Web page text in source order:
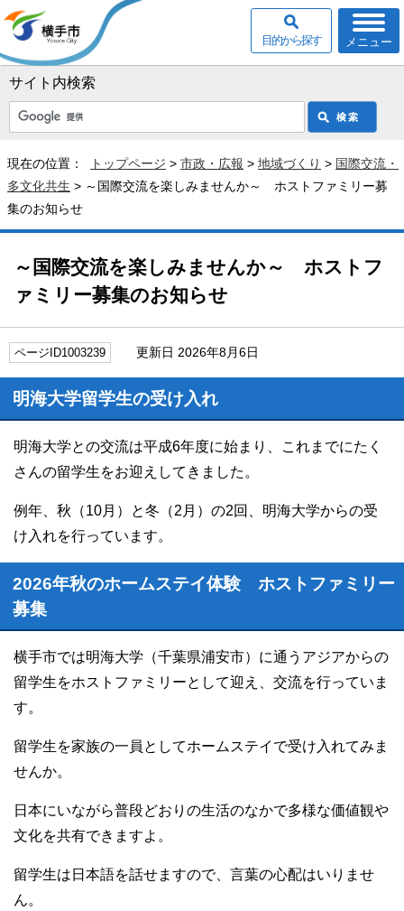
サイト内検索
メニュー
目的から探す
現在の位置： トップページ > 市政・広報 > 地域づくり > 国際交流・
多文化共生 > ～国際交流を楽しみませんか～ ホストファミリー募
集のお知らせ
～国際交流を楽しみませんか～ ホストフ
ァミリー募集のお知らせ
ページID1003239 更新日 2026年8月6日
明海大学留学生の受け入れ
明海大学との交流は平成6年度に始まり、これまでにたく
さんの留学生をお迎えしてきました。
例年、秋（10月）と冬（2月）の2回、明海大学からの受
け入れを行っています。
2026年秋のホームステイ体験 ホストファミリー
募集
横手市では明海大学（千葉県浦安市）に通うアジアからの
留学生をホストファミリーとして迎え、交流を行っていま
す。
留学生を家族の一員としてホームステイで受け入れてみま
せんか。
日本にいながら普段どおりの生活のなかで多様な価値観や
文化を共有できますよ。
留学生は日本語を話せますので、言葉の心配はいりませ
ん。